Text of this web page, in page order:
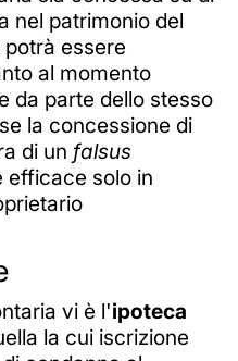
nel patrimonio del
essere
al momento
da parte dello stesso
la concessione di
di un falsus
solo in
vi è l'ipoteca
la cui iscrizione